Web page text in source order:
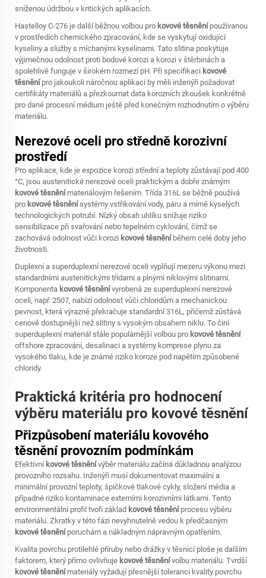
sníženou údržbou v kritických aplikacích.
Hastelloy C-276 je další běžnou volbou pro kovové těsnění používanou
v prostředích chemického zpracování, kde se vyskytují oxidující
kyseliny a služby s míchanými kyselinami. Tato slitina poskytuje
výjimečnou odolnost proti bodové korozi a korozi v štěrbinách a
spolehlivě funguje v širokém rozmezí pH. Při specifikaci kovové
těsnění pro jakoukoli náročnou aplikaci by měli inženýři požadovat
certifikáty materiálů a přezkoumat data korozních zkoušek konkrétně
pro dané procesní médium ještě před konečným rozhodnutím o výběru
materiálu.
Nerezové oceli pro středně korozivní
prostředí
Pro aplikace, kde je expozice korozi střední a teploty zůstávají pod 400
°C, jsou austenitické nerezové oceli praktickým a dobře známým
kovové těsnění materiálovým řešením. Třída 316L se běžně používá
pro kovové těsněnísystémy vstřikování vody, páru a mírně kyselých
technologických potrubí. Nízký obsah uhlíku snižuje riziko
sensibilizace při svařování nebo tepelném cyklování, čímž se
zachovává odolnost vůči korozi kovové těsnění během celé doby jeho
životnosti.
Duplexní a superduplexní nerezové oceli vyplňují mezeru výkonu mezi
standardními austenitickými třídami a plnými niklovými slitinami.
Komponenta kovové těsněnívyrobená ze superduplexní nerezové
oceli, např. 2507, nabízí odolnost vůči chloridům a mechanickou
pevnost, která výrazně překračuje standardní 316L, přičemž zůstává
cenově dostupnější než slitiny s vysokým obsahem niklu. To činí
superduplexní materiál stále populárnější volbou pro kovové těsnění
offshore zpracování, desalinaci a systémy komprese plynu za
vysokého tlaku, kde je známé riziko koroze pod napětím způsobené
chloridy.
Praktická kritéria pro hodnocení
výběru materiálu pro kovové těsnění
Přizpůsobení materiálu kovového
těsnění provozním podmínkám
Efektivní kovové těsněnívýběr materiálu začíná důkladnou analýzou
provozního rozsahu. Inženýři musí dokumentovat maximální a
minimální provozní teploty, špičkové tlakové cykly, složení média a
případné riziko kontaminace externími korozivními látkami. Tento
environmentální profil tvoří základ kovové těsnění procesu výběru
materiálu. Zkratky v této fázi nevyhnutelně vedou k předčasným
kovové těsnění poruchám a nákladným nápravným opatřením.
Kvalita povrchu protilehlé příruby nebo drážky v těsnicí ploše je dalším
faktorem, který přímo ovlivňuje kovové těsněnívolbu materiálu. Tvrdší
kovové těsnění materiály vyžadují přesnější toleranci kvality povrchu